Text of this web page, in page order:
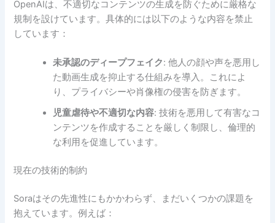
OpenAIは、不適切なコンテンツの生成を防ぐために厳格な
規制を設けています。具体的には以下のような内容を禁止
しています：
未承認のディープフェイク: 他人の顔や声を悪用し
た動画生成を抑止する仕組みを導入。これによ
り、プライバシーや肖像権の侵害を防ぎます。
児童虐待や不適切な内容: 技術を悪用して有害なコ
ンテンツを作成することを厳しく制限し、倫理的
な利用を促進しています。
現在の技術的制約
Soraはその先進性にもかかわらず、まだいくつかの課題を
抱えています。例えば：